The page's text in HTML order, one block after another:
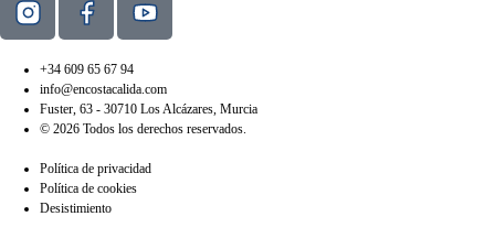
+34 609 65 67 94
info@encostacalida.com
Fuster, 63 - 30710 Los Alcázares, Murcia
© 2026 Todos los derechos reservados.
Política de privacidad
Política de cookies
Desistimiento